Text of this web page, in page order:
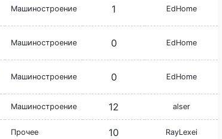
Машиностроение 1 EdHome
Машиностроение 0 EdHome
Машиностроение 0 EdHome
Машиностроение 12 alser
Прочее 10 RayLexei